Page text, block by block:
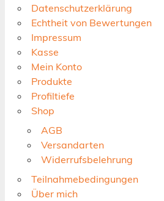
Datenschutzerklärung
Echtheit von Bewertungen
Impressum
Kasse
Mein Konto
Produkte
Profiltiefe
Shop
AGB
Versandarten
Widerrufsbelehrung
Teilnahmebedingungen
Über mich